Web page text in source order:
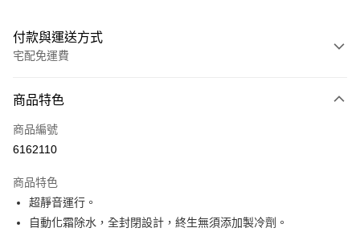
付款與運送方式
宅配免運費
信用卡一次付款
LINE Pay
街口支付
悠遊付
商品特色
商品編號
6162110
商品特色
超靜音運行。
自動化霜除水，全封閉設計，終生無須添加製冷劑。